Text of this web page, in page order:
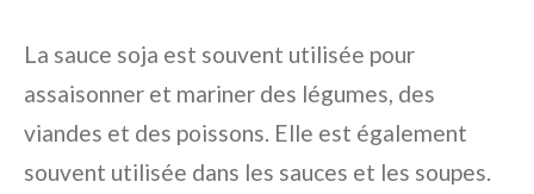
La sauce soja est souvent utilisée pour
assaisonner et mariner des légumes, des
viandes et des poissons. Elle est également
souvent utilisée dans les sauces et les soupes.